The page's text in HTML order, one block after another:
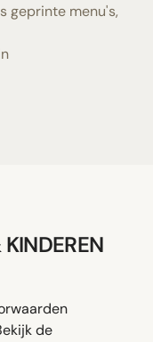
geprinte menu's,
de